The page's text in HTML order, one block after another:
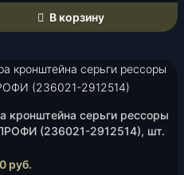
В корзину
кронштейна серьги рессоры
(236021-2912514), шт.
руб.